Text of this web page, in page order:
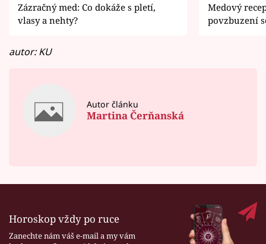
Zázračný med: Co dokáže s pletí,
vlasy a nehty?
Medový
povzbuzení
autor: KU
Autor článku
Martina Čerňanská
Horoskop vždy po ruce
Zanechte nám váš e-mail a my vám